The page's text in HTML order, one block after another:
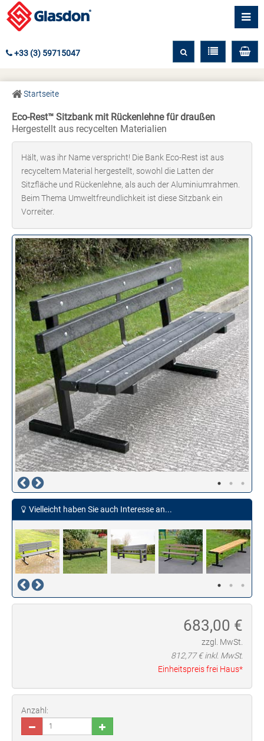
+33 (3) 59715047
Startseite
Eco-Rest™ Sitzbank mit Rückenlehne für draußen
Hergestellt aus recycelten Materialien
Hält, was ihr Name verspricht! Die Bank Eco-Rest ist aus
recyceltem Material hergestellt, sowohl die Latten der
Sitzfläche und Rückenlehne, als auch der Aluminiumrahmen.
Beim Thema Umweltfreundlichkeit ist diese Sitzbank ein
Vorreiter.
Vielleicht haben Sie auch Interesse an...
683,00 €
zzgl. MwSt.
812,77€ inkl. MwSt.
Einheitspreis frei Haus*
Anzahl: